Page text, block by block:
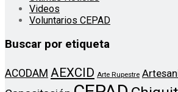
Videos
Voluntarios CEPAD
Buscar por etiqueta
ACODAM AEXCID Arte Rupestre